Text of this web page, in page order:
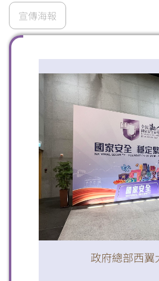
宣傳海報
政府總部西翼
掃一掃關注我們的社交媒
微信 微博